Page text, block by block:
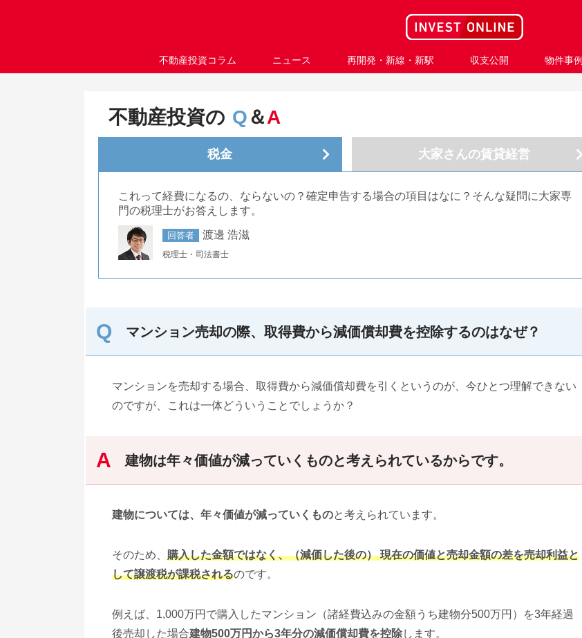
不動産投資コラム ニュース 再開発・新線・新駅 収支公開 物件事例
不動産投資の Q＆A
税金 大家さんの賃貸経営
これって経費になるの、ならないの？確定申告する場合の項目はなに？そんな疑問に大家専
門の税理士がお答えします。
回答者 渡邊 浩滋
税理士・司法書士
マンション売却の際、取得費から減価償却費を控除するのはなぜ？
マンションを売却する場合、取得費から減価償却費を引くというのが、今ひとつ理解できない
のですが、これは一体どういうことでしょうか？
建物は年々価値が減っていくものと考えられているからです。
建物については、年々価値が減っていくものと考えられています。
そのため、 購入した金額ではなく、（減価した後の） 現在の価値と売却金額の差を売却利益と
して譲渡税が課税されるのです。
例えば、1,000万円で購入したマンション（諸経費込みの金額うち建物分500万円）を3年経過
後売却した場合建物500万円から3年分の減価償却費を控除します。